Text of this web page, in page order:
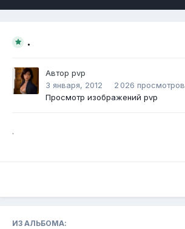
.
Автор pvp
3 января, 2012
2 026 просмотров
Просмотр изображений pvp
.
ИЗ АЛЬБОМА: